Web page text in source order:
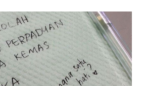
singgah Giant beli barang
dari dalam kereta tu biasalah kan
anak-anak jalan sampai masuk
bagi anak 4 macam kami ni bahagi-
siapa... dan biasanya aku akan